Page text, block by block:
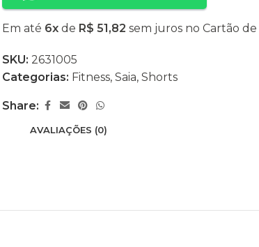
Em até 6x de R$ 51,82 sem juros no Cartão
SKU: 2631005
Categorias: Fitness, Saia, Shorts
Share:
AVALIAÇÕES (0)